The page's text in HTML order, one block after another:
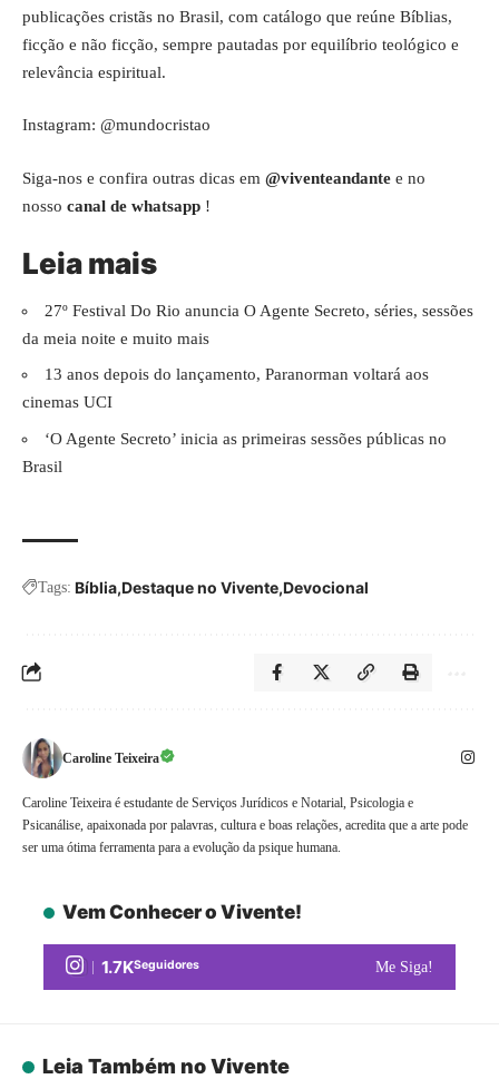
publicações cristãs no Brasil, com catálogo que reúne Bíblias,
ficção e não ficção, sempre pautadas por equilíbrio teológico e
relevância espiritual.
Instagram: @mundocristao
Siga-nos e confira outras dicas em @viventeandante e no
nosso canal de whatsapp !
Leia mais
27º Festival Do Rio anuncia O Agente Secreto, séries, sessões
da meia noite e muito mais
13 anos depois do lançamento, Paranorman voltará aos
cinemas UCI
‘O Agente Secreto’ inicia as primeiras sessões públicas no
Brasil
Tags: Bíblia Destaque no Vivente Devocional
Caroline Teixeira
Caroline Teixeira é estudante de Serviços Jurídicos e Notarial, Psicologia e
Psicanálise, apaixonada por palavras, cultura e boas relações, acredita que a arte pode
ser uma ótima ferramenta para a evolução da psique humana.
Vem Conhecer o Vivente!
1.7KSeguidores Me Siga!
Leia Também no Vivente